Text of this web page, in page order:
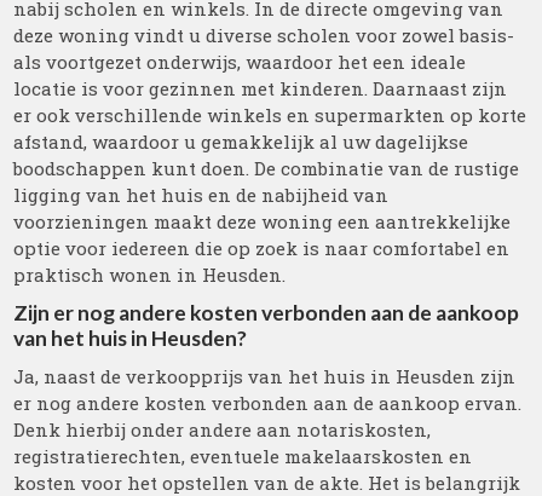
nabij scholen en winkels. In de directe omgeving van
deze woning vindt u diverse scholen voor zowel basis-
als voortgezet onderwijs, waardoor het een ideale
locatie is voor gezinnen met kinderen. Daarnaast zijn
er ook verschillende winkels en supermarkten op korte
afstand, waardoor u gemakkelijk al uw dagelijkse
boodschappen kunt doen. De combinatie van de rustige
ligging van het huis en de nabijheid van
voorzieningen maakt deze woning een aantrekkelijke
optie voor iedereen die op zoek is naar comfortabel en
praktisch wonen in Heusden.
Zijn er nog andere kosten verbonden aan de aankoop
van het huis in Heusden?
Ja, naast de verkoopprijs van het huis in Heusden zijn
er nog andere kosten verbonden aan de aankoop ervan.
Denk hierbij onder andere aan notariskosten,
registratierechten, eventuele makelaarskosten en
kosten voor het opstellen van de akte. Het is belangrijk